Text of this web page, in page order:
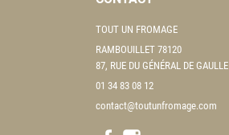
TOUT UN FROMAGE
RAMBOUILLET 78120
87, RUE DU GÉNÉRAL DE GAULLE
01 34 83 08 12
contact@toutunfromage.com